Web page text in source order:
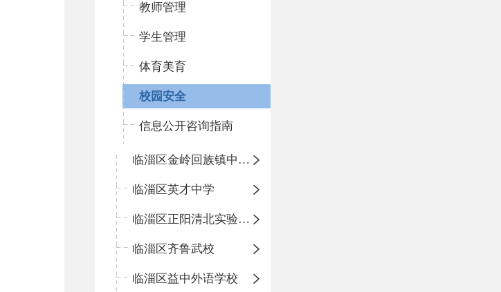
教师管理
学生管理
体育美育
校园安全
信息公开咨询指南
临淄区金岭回族镇中心学校
临淄区英才中学
临淄区正阳清北实验学校
临淄区齐鲁武校
临淄区益中外语学校